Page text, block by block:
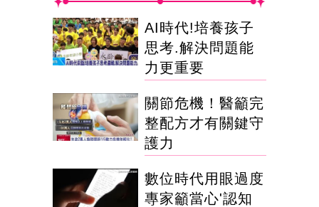
AI時代!培養孩子
思考.解決問題能
力更重要
關節危機！醫籲完
整配方才有關鍵守
護力
數位時代用眼過度
專家籲當心'認知